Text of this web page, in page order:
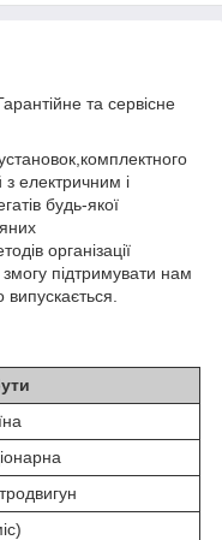
та сервісне
з електричним і
будь-якої
організації
підтримувати нам